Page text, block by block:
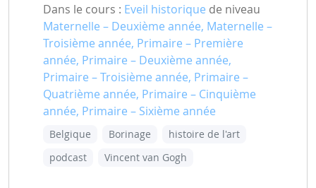
Dans le cours : Eveil historique de niveau
Maternelle – Deuxième année, Maternelle –
Troisième année, Primaire – Première
année, Primaire – Deuxième année,
Primaire – Troisième année, Primaire –
Quatrième année, Primaire – Cinquième
année, Primaire – Sixième année
Belgique Borinage
histoire de l'art
podcast
Vincent van Gogh